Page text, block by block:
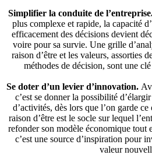
Simplifier la conduite de
plus complexe et rapide, la capacité
efficacement des décisions devient
voire pour sa survie. Une grille
raison d’être et les valeurs, assorties
méthodes de décision, sont une
Se doter d’un levier d’innovation.
c’est se donner la possibilité
d’activités, dès lors que l’on garde
raison d’être est le socle sur lequel
refonder son modèle économique tout
c’est une source d’inspiration pour
valeur